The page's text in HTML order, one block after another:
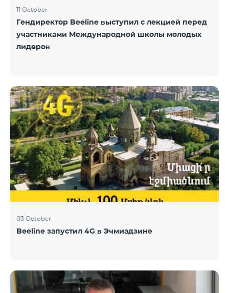
11 October
Гендиректор Beeline выступил с лекцией перед
участниками Международной школы молодых
лидеров
03 October
Beeline запустил 4G в Эчмиадзине